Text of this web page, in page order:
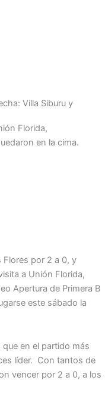
Villa Siburu y
Florida,
en la cima.
Flores por 2 a 0, y
a Unión Florida,
Apertura de Primera B
este sábado la
en el partido más
líder. Con tantos de
vencer por 2 a 0, a los